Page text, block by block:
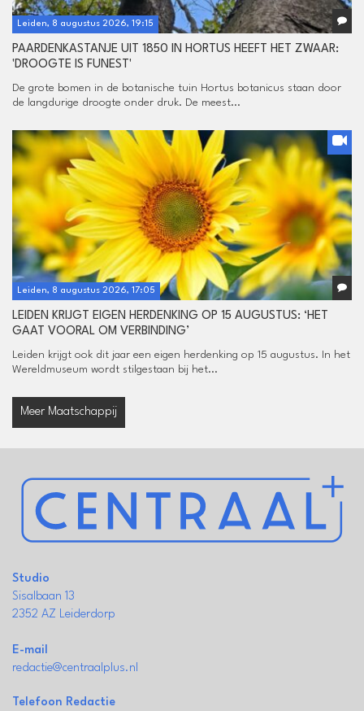
Leiden, 8 augustus 2026, 19:15
PAARDENKASTANJE UIT 1850 IN HORTUS HEEFT HET ZWAAR:
'DROOGTE IS FUNEST'
De grote bomen in de botanische tuin Hortus botanicus staan door
de langdurige droogte onder druk. De meest...
Leiden, 8 augustus 2026, 17:05
LEIDEN KRIJGT EIGEN HERDENKING OP 15 AUGUSTUS: ‘HET
GAAT VOORAL OM VERBINDING’
Leiden krijgt ook dit jaar een eigen herdenking op 15 augustus. In het
Wereldmuseum wordt stilgestaan bij het...
Meer Maatschappij
Studio
Sisalbaan 13
2352 AZ Leiderdorp
E-mail
redactie@centraalplus.nl
Telefoon Redactie